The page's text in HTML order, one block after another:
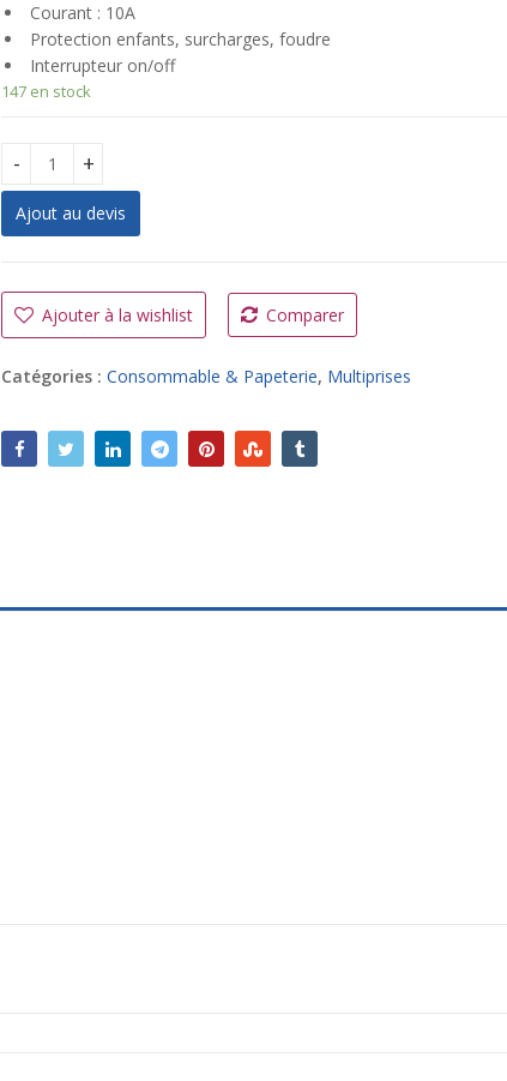
Courant : 10A
Protection enfants, surcharges, foudre
Interrupteur on/off
147 en stock
Multiprise NITRAM 5 trous *B0510SA0-W* quantity
Ajout au devis
t
n
t
i
Ajouter à la wishlist Comparer
Catégories : Consommable & Papeterie, Multiprises